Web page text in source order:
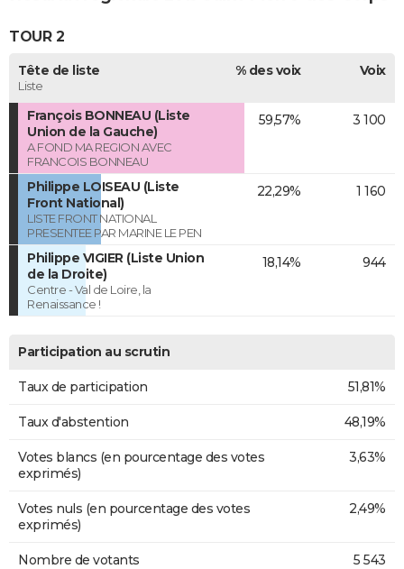
TOUR 2
Tête de liste
Liste
% des voix Voix
François BONNEAU (Liste
Union de la Gauche)
A FOND MA REGION AVEC
FRANCOIS BONNEAU
59,57% 3 100
Philippe LOISEAU (Liste
Front National)
LISTE FRONT NATIONAL
PRESENTEE PAR MARINE LE PEN
22,29% 1 160
Philippe VIGIER (Liste Union
de la Droite)
Centre - Val de Loire, la
Renaissance !
18,14% 944
Participation au scrutin
Taux de participation 51,81%
Taux d'abstention 48,19%
Votes blancs (en pourcentage des votes
exprimés)
3,63%
Votes nuls (en pourcentage des votes
exprimés)
2,49%
Nombre de votants 5 543